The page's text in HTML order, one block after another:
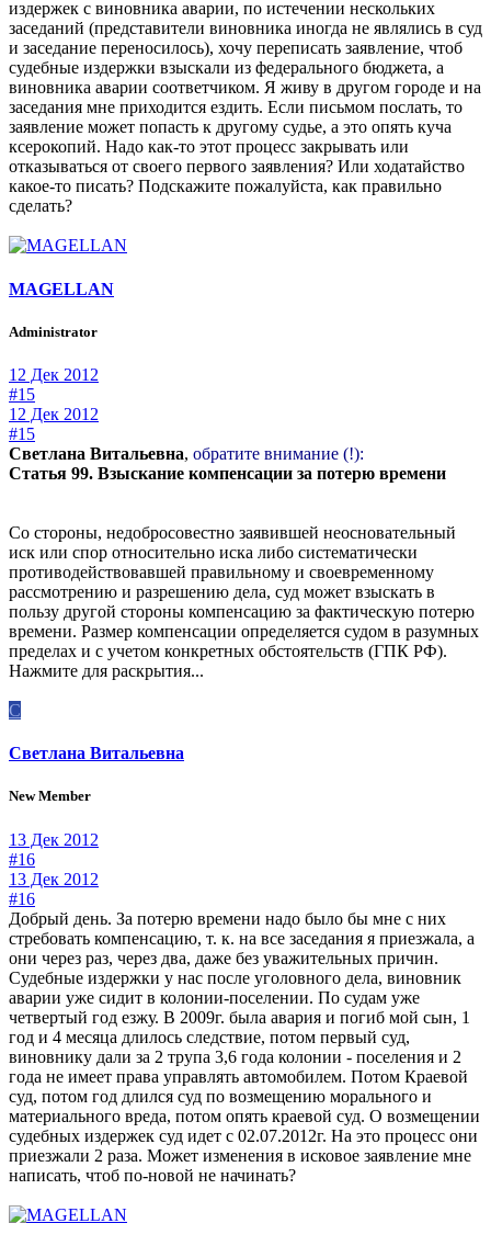
издержек с виновника аварии, по истечении нескольких
заседаний (представители виновника иногда не являлись в суд
и заседание переносилось), хочу переписать заявление, чтоб
судебные издержки взыскали из федерального бюджета, а
виновника аварии соответчиком. Я живу в другом городе и на
заседания мне приходится ездить. Если письмом послать, то
заявление может попасть к другому судье, а это опять куча
ксерокопий. Надо как-то этот процесс закрывать или
отказываться от своего первого заявления? Или ходатайство
какое-то писать? Подскажите пожалуйста, как правильно
сделать?
MAGELLAN
Administrator
12 Дек 2012
#15
12 Дек 2012
#15
Светлана Витальевна, обратите внимание (!):
Статья 99. Взыскание компенсации за потерю времени
Со стороны, недобросовестно заявившей неосновательный
иск или спор относительно иска либо систематически
противодействовавшей правильному и своевременному
рассмотрению и разрешению дела, суд может взыскать в
пользу другой стороны компенсацию за фактическую потерю
времени. Размер компенсации определяется судом в разумных
пределах и с учетом конкретных обстоятельств (ГПК РФ).
Нажмите для раскрытия...
С
Светлана Витальевна
New Member
13 Дек 2012
#16
13 Дек 2012
#16
Добрый день. За потерю времени надо было бы мне с них
стребовать компенсацию, т. к. на все заседания я приезжала, а
они через раз, через два, даже без уважительных причин.
Судебные издержки у нас после уголовного дела, виновник
аварии уже сидит в колонии-поселении. По судам уже
четвертый год езжу. В 2009г. была авария и погиб мой сын, 1
год и 4 месяца длилось следствие, потом первый суд,
виновнику дали за 2 трупа 3,6 года колонии - поселения и 2
года не имеет права управлять автомобилем. Потом Краевой
суд, потом год длился суд по возмещению морального и
материального вреда, потом опять краевой суд. О возмещении
судебных издержек суд идет с 02.07.2012г. На это процесс они
приезжали 2 раза. Может изменения в исковое заявление мне
написать, чтоб по-новой не начинать?